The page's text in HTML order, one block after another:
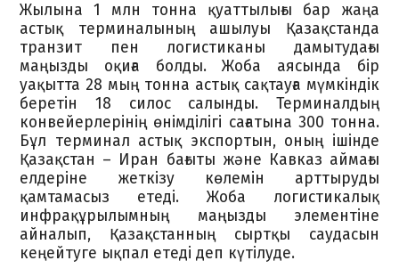
Жылына 1 млн тонна қуаттылығы бар жаңа
астық терминалының ашылуы Қазақстанда
транзит пен логистиканы дамытудағы
маңызды оқиға болды. Жоба аясында бір
уақытта 28 мың тонна астық сақтауға мүмкіндік
беретін 18 силос салынды. Терминалдың
конвейерлерінің өнімділігі сағатына 300 тонна.
Бұл терминал астық экспортын, оның ішінде
Қазақстан – Иран бағыты және Кавказ аймағы
елдеріне жеткізу көлемін арттыруды
қамтамасыз етеді. Жоба логистикалық
инфрақұрылымның маңызды элементіне
айналып, Қазақстанның сыртқы саудасын
кеңейтуге ықпал етеді деп күтілуде.